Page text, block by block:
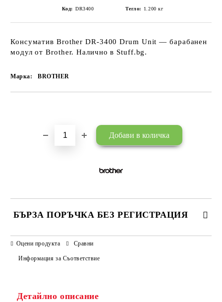
Код: DR3400 Тегло: 1.200 кг
Консуматив Brother DR-3400 Drum Unit — барабанен
модул от Brother. Налично в Stuff.bg.
Марка: BROTHER
БЪРЗА ПОРЪЧКА БЕЗ РЕГИСТРАЦИЯ
САМО ПОПЪЛНЕТЕ 3 ПОЛЕТА
Оцени продукта Сравни
Информация за Съответствие
Детайлно описание